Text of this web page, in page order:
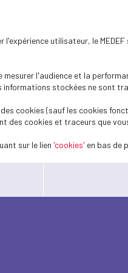
l'expérience utilisateur, le
l'audience et la
stockées ne sont
cookies (sauf les cookies
cookies et traceurs que
sur le lien 'cookies' en bas de